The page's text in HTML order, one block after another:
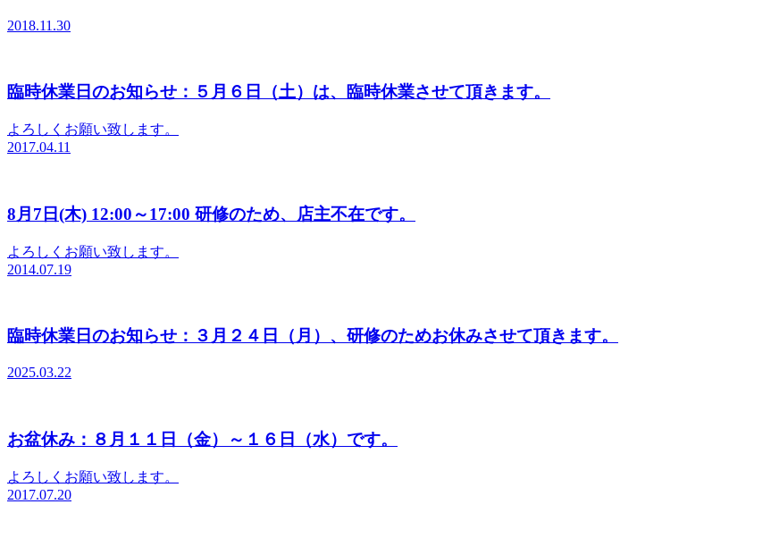
2018.11.30
臨時休業日のお知らせ：５月６日（土）は、臨時休業させて頂きます。
よろしくお願い致します。
2017.04.11
8月7日(木) 12:00～17:00 研修のため、店主不在です。
よろしくお願い致します。
2014.07.19
臨時休業日のお知らせ：３月２４日（月）、研修のためお休みさせて頂きます。
2025.03.22
お盆休み：８月１１日（金）～１６日（水）です。
よろしくお願い致します。
2017.07.20